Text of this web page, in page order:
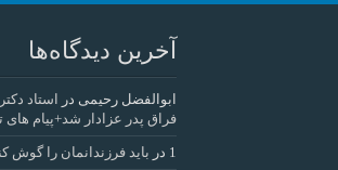
آخرین دیدگاه‌ها
ابوالفضل رحیمی در
استاد
فراق پدر عزادار شد+پیام
1 در باید فرزندانمان را گوش